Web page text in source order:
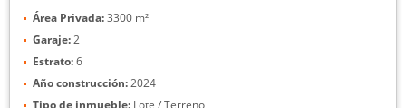
Área Privada:3300 m²
Garaje:2
Estrato:6
Año construcción:2024
Tipo de inmueble: Lote / Terreno